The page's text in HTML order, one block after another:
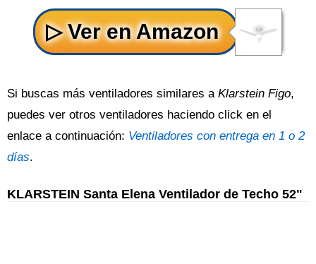
Si buscas más ventiladores similares a Klarstein Figo,
puedes ver otros ventiladores haciendo click en el
enlace a continuación: Ventiladores con entrega en 1 o 2
días.
KLARSTEIN Santa Elena Ventilador de Techo 52"